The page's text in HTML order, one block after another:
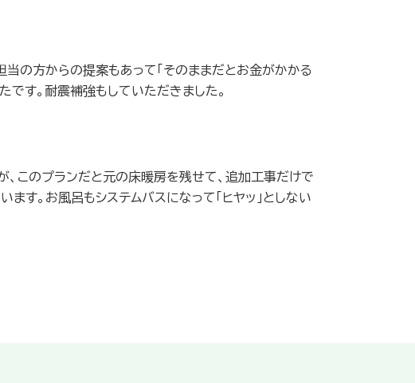
当の方からの提案もあって「そのままだとお金がかかる
です。耐震補強もしていただきました。
このプランだと元の床暖房を残せて、追加工事だけで
す。お風呂もシステムバスになって「ヒヤッ」としない